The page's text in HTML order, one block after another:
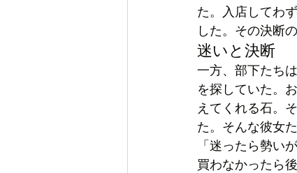
た。入店してわ
した。その決断
迷いと決断
一方、部下たち
を探していた。
えてくれる石。
た。そんな彼女
「迷ったら勢い
買わなかったら